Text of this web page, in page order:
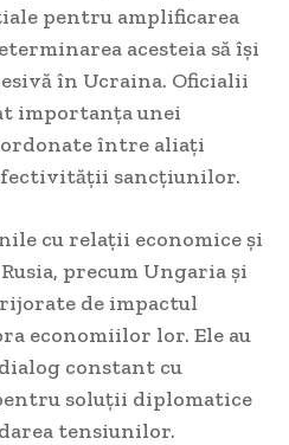
pentru amplificarea
acesteia să își
în Ucraina. Oficialii
importanța unei
între aliați
sancțiunilor.
cu relații economice și
precum Ungaria și
de impactul
economiilor lor. Ele au
constant cu
soluții diplomatice
tensiunilor.